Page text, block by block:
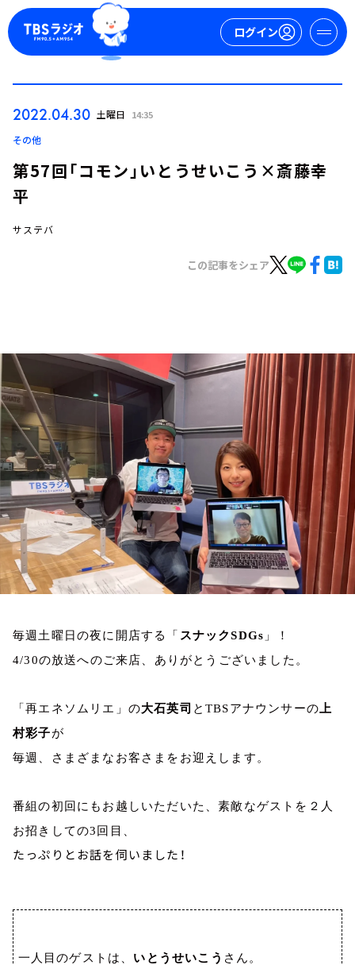
ログイン
お知らせ
イベント・グッズ
YouTube
会社情報
2022.04.30 土曜日 14:35
その他
第57回「コモン」いとうせいこう×斎藤幸
平
サステバ
この記事をシェア
毎週土曜日の夜に開店する「 スナックSDGs 」！
4/30の放送へのご来店、ありがとうございました。
「再エネソムリエ」の大石英司 とTBSアナウンサーの上
村彩子が
毎週、さまざまなお客さまをお迎えします。
番組の初回にもお越しいただいた、素敵なゲストを２人
お招きしての3回目、
たっぷりとお話を伺いました！
一人目のゲストは、 いとうせいこう さん。